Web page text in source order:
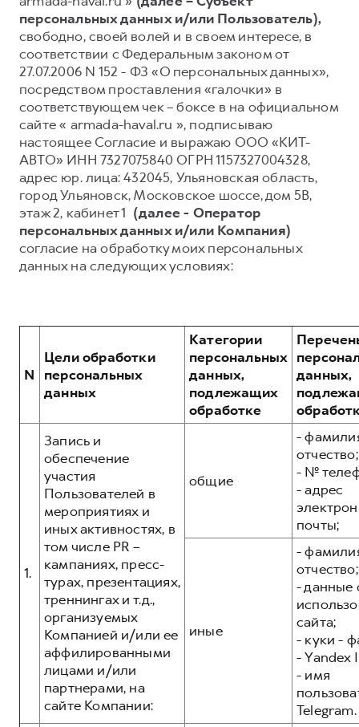
DARGO DARGO X
от 3 499 000 ₽
F7
от 2 899 000 ₽
F7X
от 3 599 000 ₽
Тест-драйв
Трейд-ин
КРЕДИТ И СТРАХОВАНИЕ
Кредитный калькулятор
Страхование
Кредит
КОРПОРАТИВНЫМ КЛИЕНТАМ
Для малого бизнеса
Система управления автопарком
Сервис для корпоративных клиентов
HAVAL Лизинг
АКСЕССУАРЫ HAVAL
Автомобильные аксессуары
Коллекция CITY
Коллекция Базовая
Коллекция Детская
СЕРВИСНОЕ ОБСЛУЖИВАНИЕ
Нулевое ТО
Программа «Помощь на дороге»
Регламенты технического обслуживания
Электронный ПТС
ПОДДЕРЖКА
GWM Безопасность
Гарантия HAVAL
Мобильное приложение GWM
АКСЕССУАРЫ HAVAL
Автомобильные аксессуары
Коллекция CITY
Коллекция Базовая
Коллекция Детская
О дилере
Наша команда
Контакты
персональных данных и/или Пользователь),
свободно, своей волей и в своем интересе, в
соответствии с Федеральным законом от
27.07.2006 N 152 - ФЗ «О персональных данных»,
посредством проставления «галочки» в
соответствующем чек – боксе в на официальном
сайте « armada-haval.ru », подписываю
настоящее Согласие и выражаю ООО «КИТ-
АВТО» ИНН 7327075840 ОГРН 1157327004328,
адрес юр. лица: 432045, Ульяновская область,
город Ульяновск, Московское шоссе, дом 5В,
этаж 2, кабинет 1 (далее - Оператор
персональных данных и/или Компания)
согласие на обработку моих персональных
данных на следующих условиях:
N
Цели обработки
персональных
данных
Категории
персональных
данных,
подлежащих
обработке
данных,
1.
Запись и
обеспечение
участия
Пользователей в
мероприятиях и
иных активностях, в
том числе PR –
кампаниях, пресс-
турах, презентациях,
треннингах и т.д.,
организуемых
Компанией и/или ее
аффилированными
лицами и/или
партнерами, на
сайте Компании:
общие
-
отчество;
- №
- адрес
почты;
иные
-
отчество;
- данные
сайта;
- куки -
- Yandex
- имя
Telegram.